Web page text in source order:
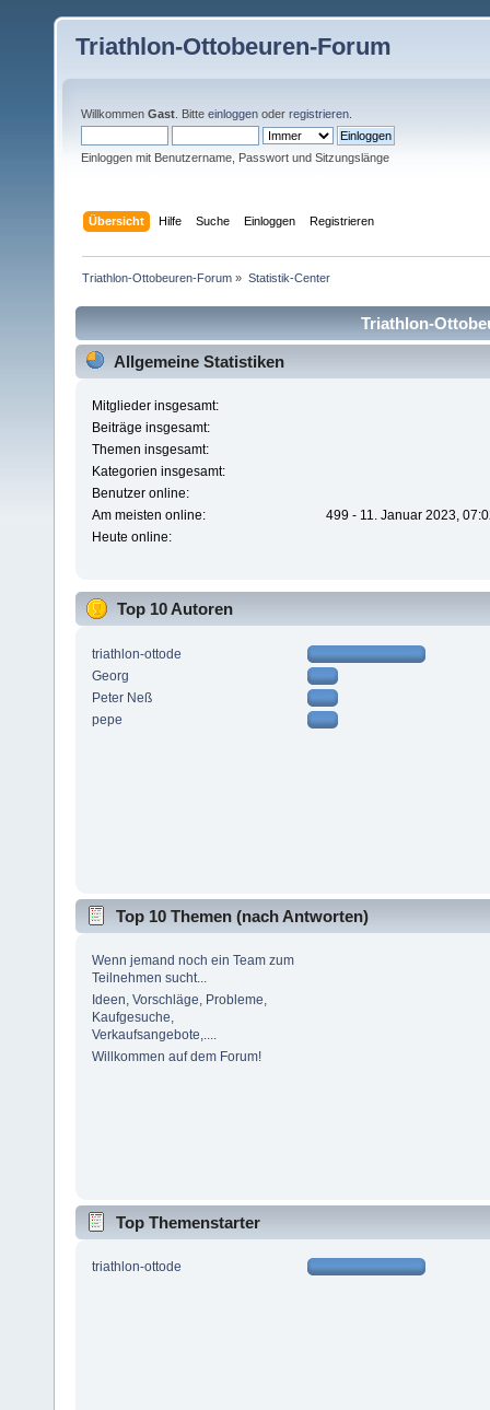
Triathlon-Ottobeuren-Forum
Willkommen Gast . Bitte einloggen oder registrieren
Einloggen mit Benutzername, Passwort und Sitzungslänge
Übersicht Hilfe Suche Einloggen Registrieren
Triathlon-Ottobeuren-Forum » Statistik-Center
Triathlon-
Allgemeine Statistiken
Mitglieder insgesamt:
Beiträge insgesamt:
Themen insgesamt:
Kategorien insgesamt:
Benutzer online:
Am meisten online:
499 - 11. Januar 2023,
Heute online:
Top 10 Autoren
triathlon-ottode
Georg
Peter Neß
pepe
Top 10 Themen (nach Antworten)
Wenn jemand noch ein Team zum
Teilnehmen sucht...
Ideen, Vorschläge, Probleme,
Kaufgesuche,
Verkaufsangebote,....
Willkommen auf dem Forum!
Top Themenstarter
triathlon-ottode